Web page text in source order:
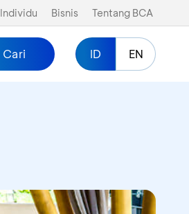
Individu Bisnis Tentang BCA
Cari ID EN